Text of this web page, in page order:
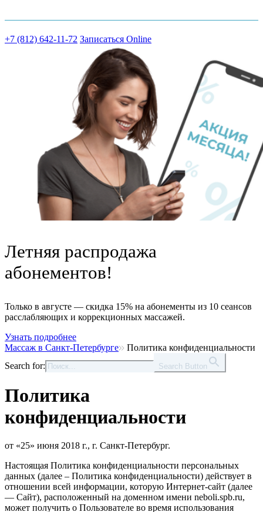
+7 (812) 642-11-72 Записаться Online
Летняя распродажа
абонементов!
Только в августе — скидка 15% на абонементы из 10 сеансов
расслабляющих и коррекционных массажей.
Узнать подробнее
Массаж в Санкт-Петербурге
Политика конфиденциальности
Search for:
Search Button
Политика
конфиденциальности
от «25» июня 2018 г., г. Санкт-Петербург.
Настоящая Политика конфиденциальности персональных
данных (далее – Политика конфиденциальности) действует в
отношении всей информации, которую Интернет-сайт (далее
— Сайт), расположенный на доменном имени neboli.spb.ru,
может получить о Пользователе во время использования